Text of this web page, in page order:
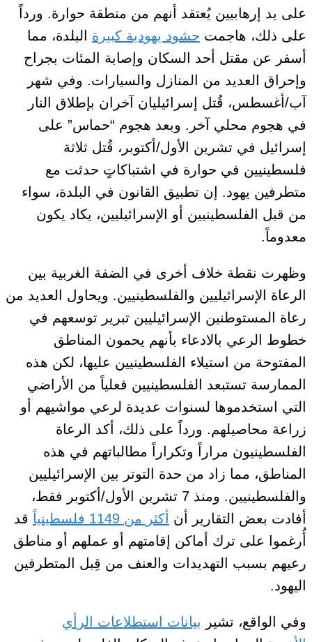
على يد إرهابيين يُعتقد أنهم من منطقة حوارة. ورداً
على ذلك، هاجمت حشود يهودية كبيرة البلدة، مما
أسفر عن مقتل أحد السكان وإصابة المئات بجراح
وإحراق العديد من المنازل والسيارات. وفي شهر
آب/أغسطس، قُتل إسرائيليان آخران بإطلاق النار
في هجوم محلي آخر. وبعد هجوم “حماس” على
إسرائيل في تشرين الأول/أكتوبر، قُتل ثلاثة
فلسطينيين في حوارة في اشتباكاتٍ حدثت مع
متطرفين يهود.
إن تطبيق القانون في البلدة، سواء
من قبل الفلسطينيين أو الإسرائيليين، يكاد يكون
معدوماً.
وظهرت نقطة خلاف أخرى في الضفة الغربية بين
الرعاة الإسرائيليين والفلسطينيين. ويحاول
العديد من
رعاة
المستوطنين الإسرائيليين تبرير توسعهم في
خطوط الرعي بالادعاء بأنهم يحمون المناطق
المفتوحة من استيلاء الفلسطينيين عليها، لكن هذه
الممارسة تستبعد الفلسطينيين فعلياً من الأراضي
التي استخدموها لسنوات عديدة لرعي مواشيهم أو
زراعة محاصيلهم. ورداً على ذلك، أكد الرعاة
الفلسطينيون مراراً وتكراراً مطالباتهم في هذه
المناطق، مما زاد من حدة التوتر بين الإسرائيليين
والفلسطينيين
. ومنذ 7 تشرين الأول/أكتوبر فقط،
أفادت بعض التقارير أن أكثر من 1149 فلسطينياً
قد
أُرغموا على ترك أماكن إقامتهم أو عملهم أو مناطق
رعيهم بسبب
التهديدات والعنف من قِبل المتطرفين
اليهود.
وفي الواقع، تشير بيانات استطلاعات الرأي